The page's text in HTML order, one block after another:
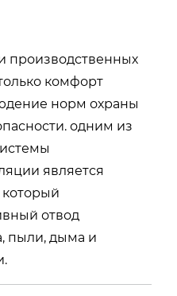
производственных
комфорт
норм охраны
одним из
является
который
отвод
пыли, дыма и